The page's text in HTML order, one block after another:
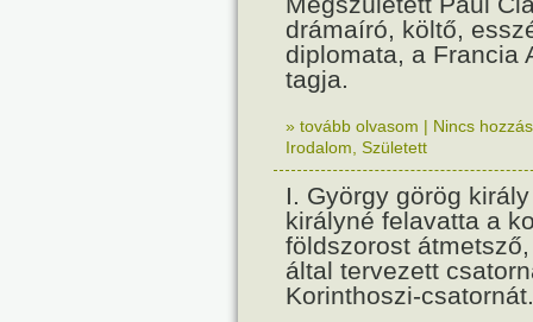
drámaíró, költő,
diplomata, a Francia
tagja.
» tovább olvasom | Nincs
Irodalom Született
I. György görög
királyné felavatta a
földszorost
által tervezett
Korinthoszi-csatornát.